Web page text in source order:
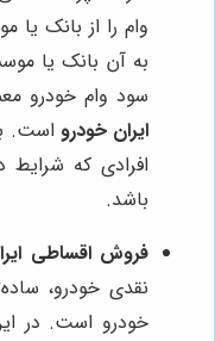
وام را از بانک
به آن بانک یا
سود وام خودرو
ایران خودرو است.
افرادی که شرایط
باشد.
فروش اقساطی
نقدی خودرو،
خودرو است. در